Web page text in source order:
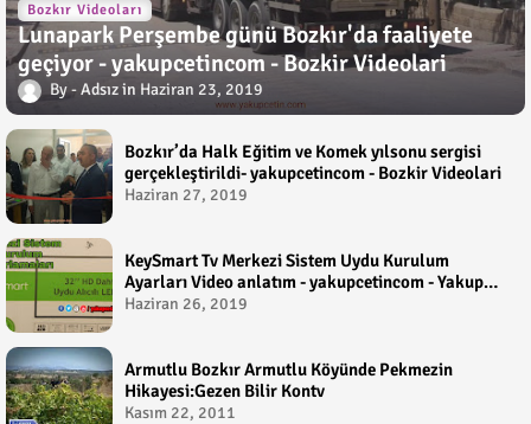
Bozkır Videoları
Lunapark Perşembe günü Bozkır'da faaliyete
geçiyor - yakupcetincom - Bozkir Videolari
Adsız Haziran 23, 2019
Bozkır’da Halk Eğitim ve Komek yılsonu sergisi
gerçekleştirildi- yakupcetincom - Bozkir Videolari
Haziran 27, 2019
KeySmart Tv Merkezi Sistem Uydu Kurulum
Ayarları Video anlatım - yakupcetincom - Yakup
Çetin
Haziran 26, 2019
Armutlu Bozkır Armutlu Köyünde Pekmezin
Hikayesi:Gezen Bilir Kontv
Kasım 22, 2011